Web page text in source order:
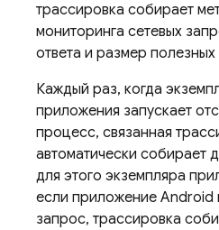
трассировка собирает
мониторинга сетевых
ответа и размер
Каждый раз, когда
приложения запускает
процесс, связанная
автоматически собирает
для этого экземпляра
если приложение Android
запрос, трассировка